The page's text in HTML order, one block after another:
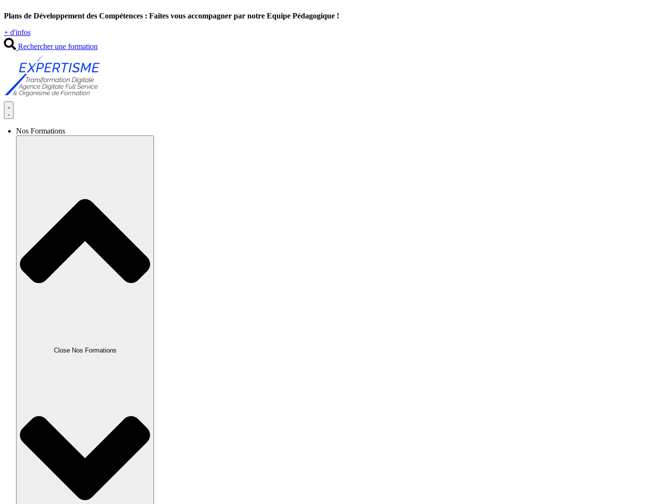
au
Plans de Développement des Compétences : Faites vous accompagner par notre Equipe Pédagogique !
+ d'infos
Rechercher une formation
Nos Formations
Close Nos Formations